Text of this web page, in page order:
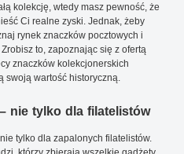
kolekcję, wtedy masz pewność, że
Ci realne zyski. Jednak, żeby
rynek znaczków pocztowych i
to, zapoznając się z ofertą
znaczków kolekcjonerskich
swoją wartość historyczną.
nie tylko dla filatelistów
tylko dla zapalonych filatelistów.